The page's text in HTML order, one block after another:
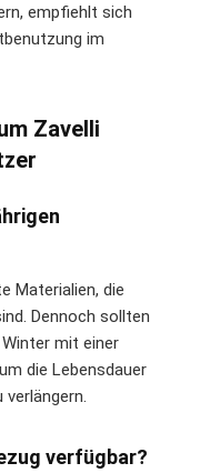
empfiehlt sich
im
Zavelli
Materialien, die
Dennoch sollten
mit einer
die Lebensdauer
verfügbar?